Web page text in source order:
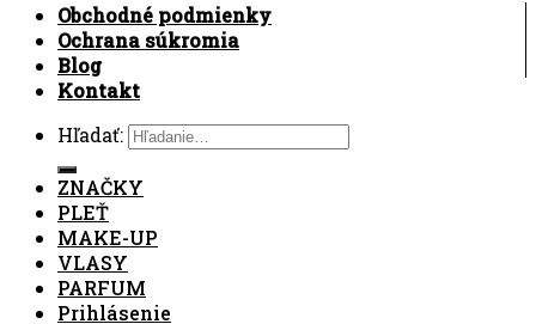
Obchodné podmienky
Ochrana súkromia
Blog
Kontakt
Hľadať:
ZNAČKY
PLEŤ
MAKE-UP
VLASY
PARFUM
Prihlásenie